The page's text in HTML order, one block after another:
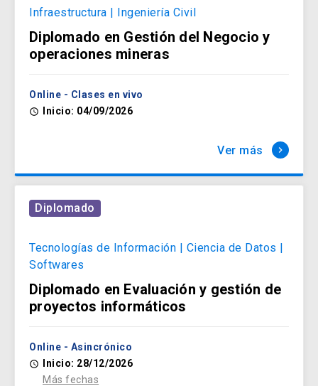
Políticas Públicas
Salud y Bienestar
Infraestructura | Ingeniería Civil
Diplomado en Gestión del Negocio y
operaciones mineras
Online - Clases en vivo
access_time Inicio: 04/09/2026
Ver más keyboard_arrow_right
Diplomado
Tecnologías de Información | Ciencia de Datos |
Softwares
Diplomado en Evaluación y gestión de
proyectos informáticos
Online - Asincrónico
access_time
Inicio: 28/12/2026
Más fechas